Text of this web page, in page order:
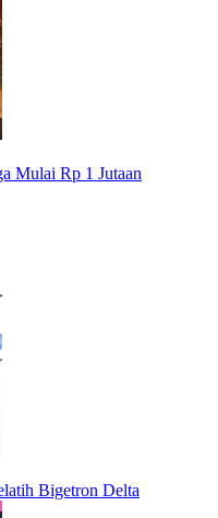
Mulai Rp 1 Jutaan
Bigetron Delta